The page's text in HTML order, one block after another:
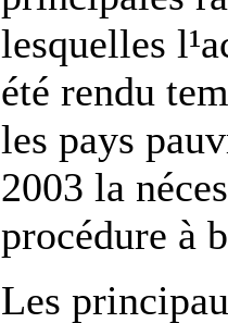
lesquelles
été rendu
les pays
2003 la
procédure à
Les